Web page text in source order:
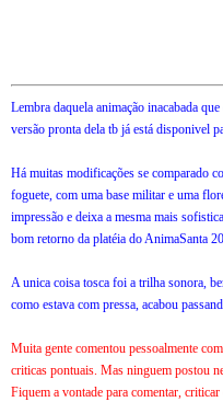
Lembra daquela animação inacabada
versão pronta dela tb já está disponivel
Há muitas modificações se comparado
foguete, com uma base militar e uma
impressão e deixa a mesma mais
bom retorno da platéia do AnimaSanta
A unica coisa tosca foi a trilha sonora,
como estava com pressa, acabou
Muita gente comentou pessoalmente
criticas pontuais. Mas ninguem postou
Fiquem a vontade para comentar,